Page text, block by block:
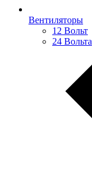
Вентиляторы
12 Вольт
24 Вольта